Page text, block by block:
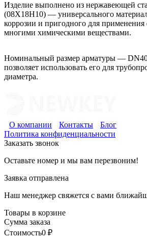
Изделие выполнено из нержавеющей
(08Х18Н10) — универсального
коррозии и пригодного для применения
многими химическими веществами.
Номинальный размер арматуры —
позволяет использовать его для
диаметра.
О компании Контакты
Блог
Политика конфиденциальности
Заказать звонок
Оставьте номер и мы вам перезвоним!
Заявка отправлена
Наш менеджер свяжется с вами
Товары в корзине
Сумма заказа
Стоимость0 ₽